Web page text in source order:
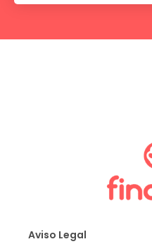
Aviso Legal